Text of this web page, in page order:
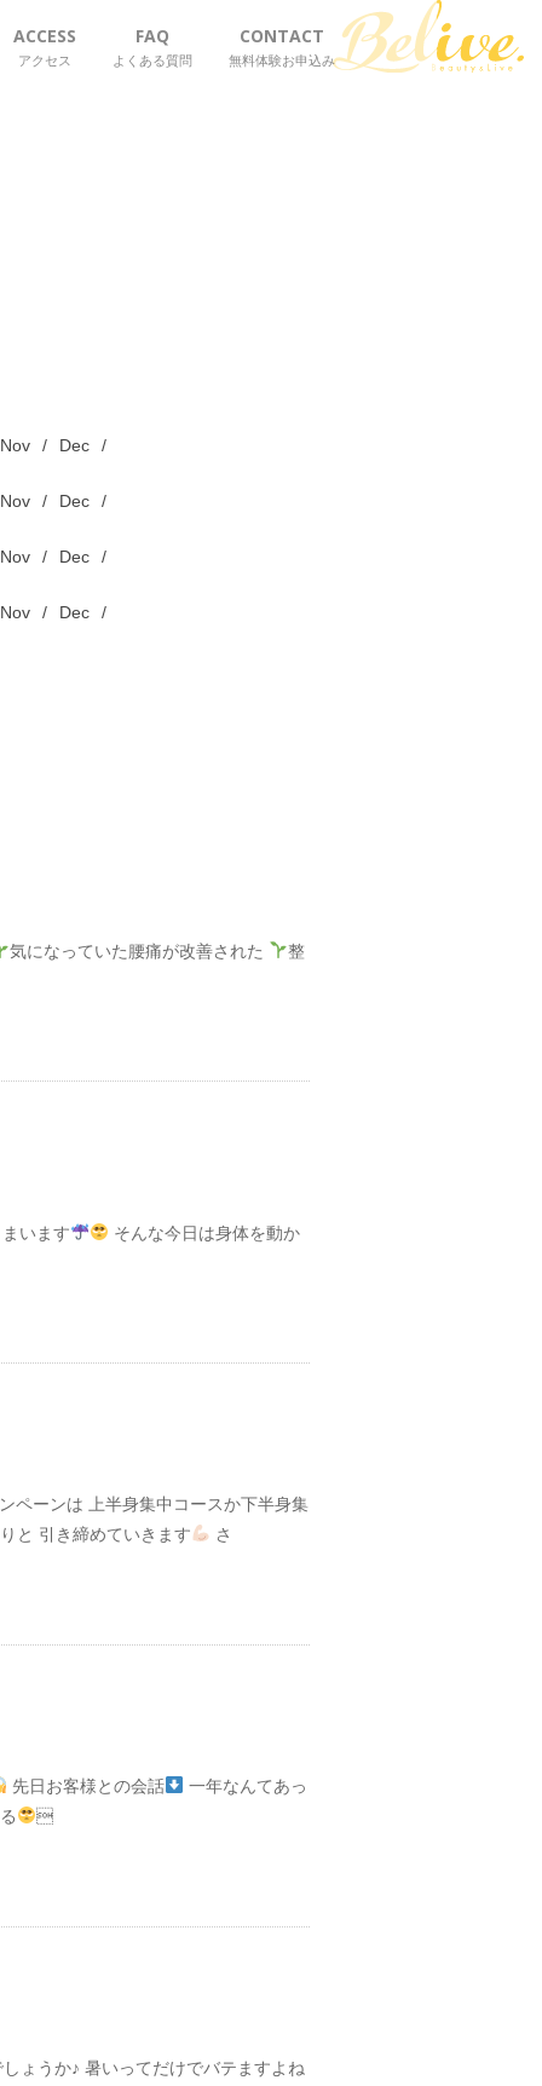
ACCESS
アクセス
FAQ
よくある質問
CONTACT
無料体験お申込み
Nov Dec
Nov Dec
Nov Dec
Nov Dec
気になっていた腰痛が改善された 整
います そんな今日は身体を動か
ペーンは 上半身集中コースか下半身集
と 引き締めていきます
さ
先日お客様との会話
一年なんてあっ

ょうか♪ 暑いってだけでバテますよね